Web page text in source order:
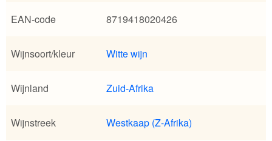
EAN-code 8719418020426
Wijnsoort/kleur Witte wijn
Wijnland Zuid-Afrika
Wijnstreek Westkaap (Z-Afrika)